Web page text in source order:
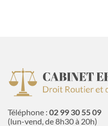
Téléphone : 02 99 30 55 09
(lun-vend, de 8h30 à 20h)